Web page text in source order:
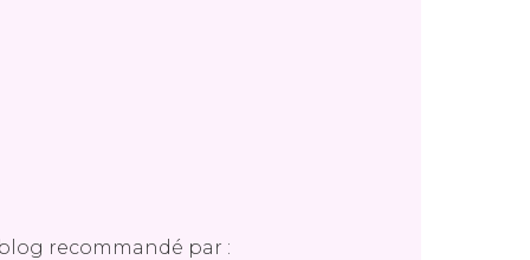
recommandé par :